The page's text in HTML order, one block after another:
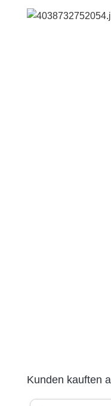
Bildergalerie
Produktgalerie
Kunden kauften